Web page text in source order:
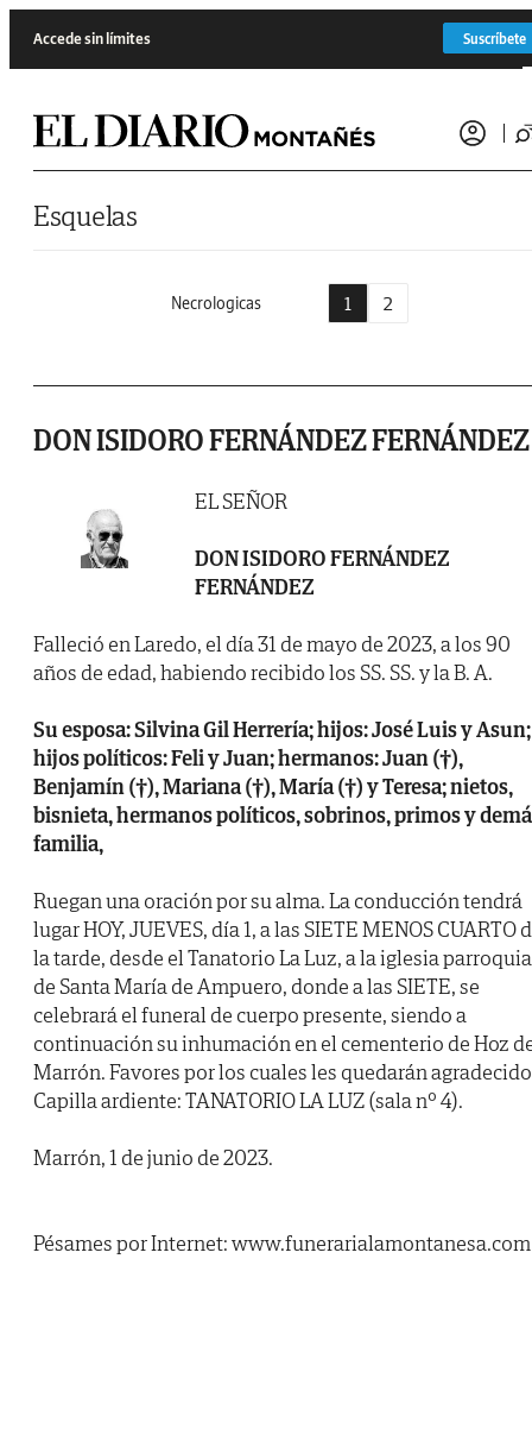
Accede sin límites Suscríbete
Esquelas
Necrologicas 1 2
DON ISIDORO FERNÁNDEZ FERNÁNDEZ
EL SEÑOR
DON ISIDORO FERNÁNDEZ
FERNÁNDEZ
Falleció en Laredo, el día 31 de mayo de 2023, a los 90
años de edad, habiendo recibido los SS. SS. y la B. A.
Su esposa: Silvina Gil Herrería; hijos: José Luis y Asun;
hijos políticos: Feli y Juan; hermanos: Juan (†),
Benjamín (†), Mariana (†), María (†) y Teresa; nietos,
bisnieta, hermanos políticos, sobrinos, primos y
familia,
Ruegan una oración por su alma. La conducción tendrá
lugar HOY, JUEVES, día 1, a las SIETE MENOS CUARTO
la tarde, desde el Tanatorio La Luz, a la iglesia
de Santa María de Ampuero, donde a las SIETE, se
celebrará el funeral de cuerpo presente, siendo a
continuación su inhumación en el cementerio de Hoz
Marrón. Favores por los cuales les quedarán
Capilla ardiente: TANATORIO LA LUZ (sala nº 4).
Marrón, 1 de junio de 2023.
Pésames por Internet: www.funerarialamontanesa.com